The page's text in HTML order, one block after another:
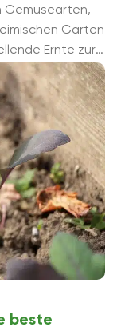
Gemüsearten,
Garten
Ernte zur
...
beste